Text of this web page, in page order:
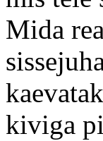
Mida
kiviga